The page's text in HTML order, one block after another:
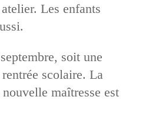
Les enfants
soit une
scolaire. La
maîtresse est